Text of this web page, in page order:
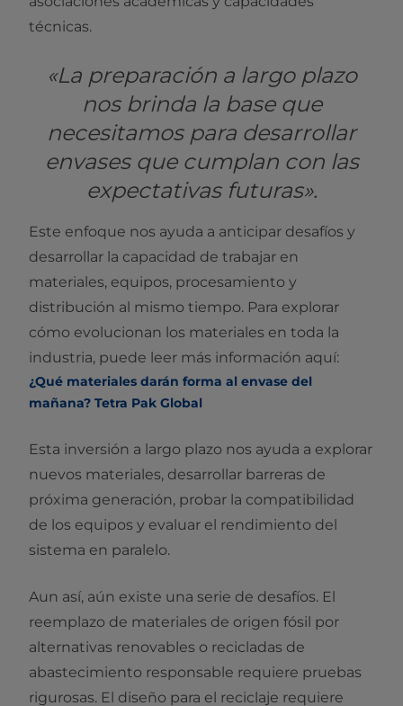
técnicas.
«La preparación a largo plazo
nos brinda la base que
necesitamos para desarrollar
envases que cumplan con las
expectativas futuras».
Este enfoque nos ayuda a anticipar desafíos y
desarrollar la capacidad de trabajar en
materiales, equipos, procesamiento y
distribución al mismo tiempo. Para explorar
cómo evolucionan los materiales en toda la
industria, puede leer más información aquí:
¿Qué materiales darán forma al envase del
mañana? Tetra Pak Global
Esta inversión a largo plazo nos ayuda a explorar
nuevos materiales, desarrollar barreras de
próxima generación, probar la compatibilidad
de los equipos y evaluar el rendimiento del
sistema en paralelo.
Aun así, aún existe una serie de desafíos. El
reemplazo de materiales de origen fósil por
alternativas renovables o recicladas de
abastecimiento responsable requiere pruebas
rigurosas. El diseño para el reciclaje requiere